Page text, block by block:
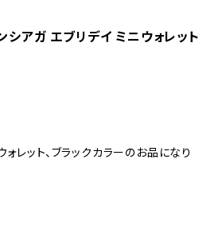
アガ エブリデイ ミニウォレット
レット、ブラックカラーのお品になり